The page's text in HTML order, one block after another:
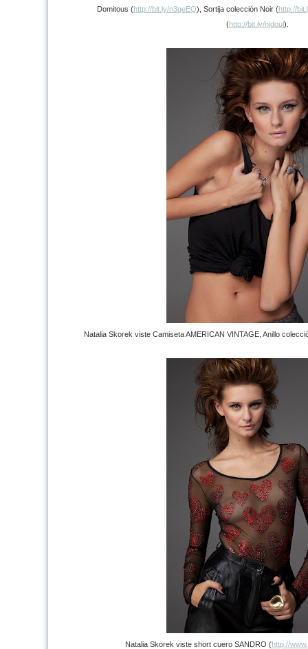
Domitous (http://bit.ly/n3qeEQ), Sortija colección Noir (http://
(http://bit.ly/njdoul).
Natalia Skorek viste Camiseta AMERICAN VINTAGE, Anillo
Natalia Skorek viste short cuero SANDRO (http://